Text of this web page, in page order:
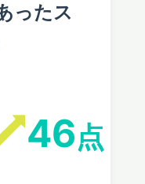
ったス
46点